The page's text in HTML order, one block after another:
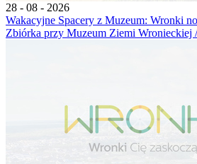
28 - 08 - 2026
Wakacyjne Spacery z Muzeum: Wronki
Zbiórka przy Muzeum Ziemi Wronieckiej